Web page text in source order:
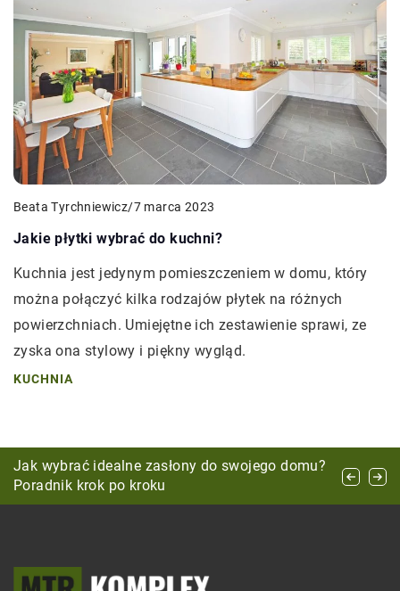
Beata Tyrchniewicz/7 marca 2023
Jakie płytki wybrać do kuchni?
Kuchnia jest jedynym pomieszczeniem w domu, który
można połączyć kilka rodzajów płytek na różnych
powierzchniach. Umiejętne ich zestawienie sprawi, ze
zyska ona stylowy i piękny wygląd.
KUCHNIA
Jak efektywnie korzystać z przestrzeni
coworkingowej dla rozwoju Twojego startupu?
Jak wybrać idealne zasłony do swojego domu?
Poradnik krok po kroku
Jak wybrać miejsce na przechowywanie
narzędzi w ogrodzie?